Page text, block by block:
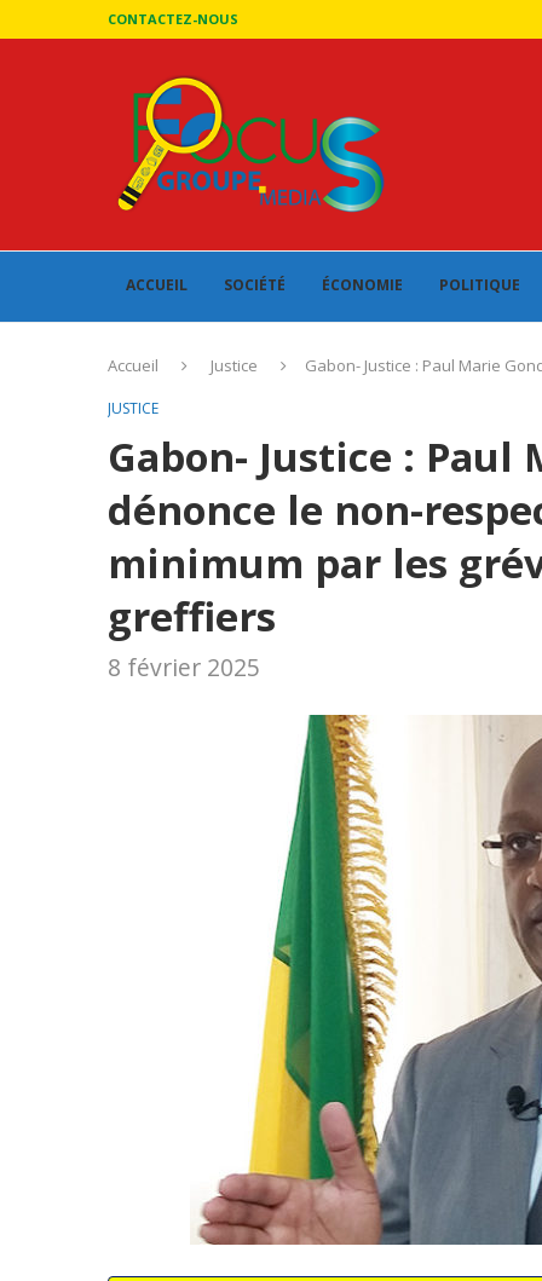
CONTACTEZ-NOUS
ACCUEIL SOCIÉTÉ ÉCONOMIE POLITIQUE
Accueil Justice Gabon- Justice : Paul Marie
JUSTICE
Gabon- Justice : Paul
dénonce le non-
minimum par les
greffiers
8 février 2025